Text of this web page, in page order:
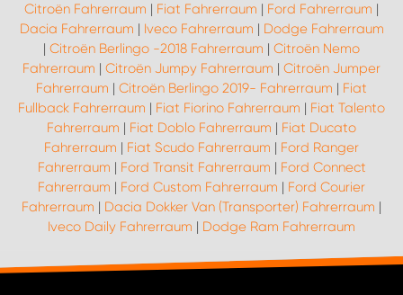
Citroën Fahrerraum | Fiat Fahrerraum | Ford Fahrerraum |
Dacia Fahrerraum | Iveco Fahrerraum | Dodge Fahrerraum
| Citroën Berlingo -2018 Fahrerraum | Citroën Nemo
Fahrerraum | Citroën Jumpy Fahrerraum | Citroën Jumper
Fahrerraum | Citroën Berlingo 2019- Fahrerraum | Fiat
Fullback Fahrerraum | Fiat Fiorino Fahrerraum | Fiat Talento
Fahrerraum | Fiat Doblo Fahrerraum | Fiat Ducato
Fahrerraum | Fiat Scudo Fahrerraum | Ford Ranger
Fahrerraum | Ford Transit Fahrerraum | Ford Connect
Fahrerraum | Ford Custom Fahrerraum | Ford Courier
Fahrerraum | Dacia Dokker Van (Transporter) Fahrerraum |
Iveco Daily Fahrerraum | Dodge Ram Fahrerraum